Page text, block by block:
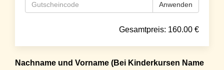
Anwenden
Gesamtpreis: 160.00 €
Nachname und Vorname (Bei Kinderkursen Name